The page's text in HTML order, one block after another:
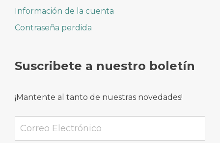
Información de la cuenta
Contraseña perdida
Suscribete a nuestro boletín
¡Mantente al tanto de nuestras novedades!